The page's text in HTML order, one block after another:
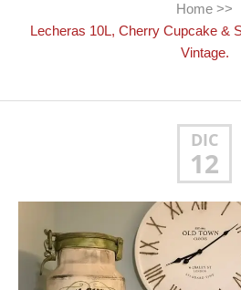
Home >>
Lecheras 10L, Cherry Cupcake &
Vintage.
DIC
12